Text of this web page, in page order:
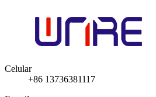
Celular
+86 13736381117